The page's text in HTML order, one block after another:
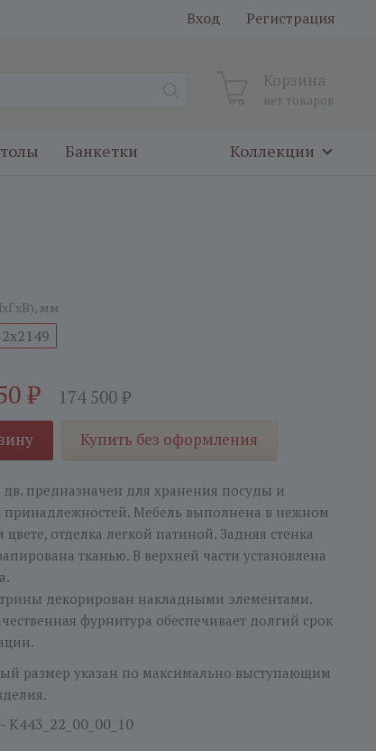
Вход Регистрация
Корзина
нет товаров
Банкетки Коллекции
мм
₽ 174 500₽
Купить без оформления
предназначен для хранения посуды и
принадлежностей. Мебель выполнена в нежном
цвете, отделка легкой патиной. Задняя стенка
тканью. В верхней части установлена
декорирован накладными элементами.
фурнитура обеспечивает долгий срок
размер указан по максимально выступающим
K443_22_00_00_10